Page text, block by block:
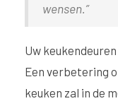
wensen.”
Uw
Een verbetering
keuken zal in de